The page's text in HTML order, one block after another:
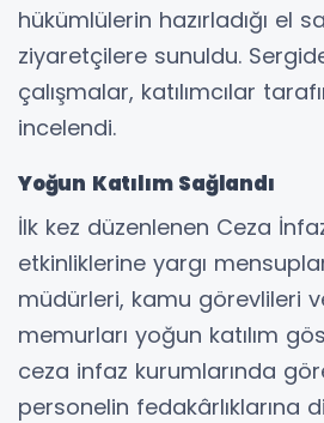
hükümlülerin hazırladığı el
ziyaretçilere sunuldu.
çalışmalar, katılımcılar
incelendi.
Yoğun Katılım Sağlandı
İlk kez düzenlenen Ceza
etkinliklerine yargı
müdürleri, kamu görevlileri
memurları yoğun katılım
ceza infaz kurumlarında
personelin fedakârlıklarına